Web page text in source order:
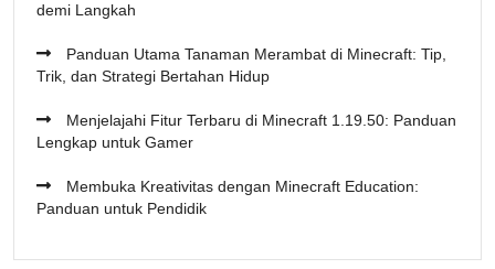
demi Langkah
Panduan Utama Tanaman Merambat di Minecraft: Tip,
Trik, dan Strategi Bertahan Hidup
Menjelajahi Fitur Terbaru di Minecraft 1.19.50: Panduan
Lengkap untuk Gamer
Membuka Kreativitas dengan Minecraft Education:
Panduan untuk Pendidik